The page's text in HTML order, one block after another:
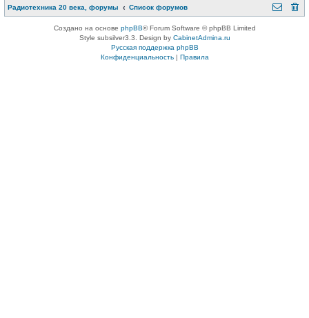
Радиотехника 20 века, форумы Список форумов
Создано на основе phpBB® Forum Software © phpBB Limited
Style subsilver3.3. Design by CabinetAdmina.ru
Русская поддержка phpBB
Конфиденциальность| Правила